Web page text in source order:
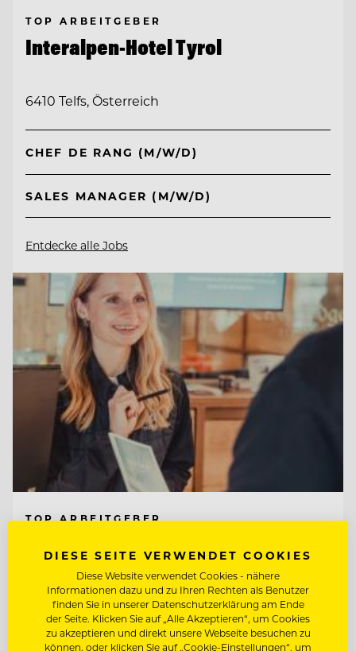
TOP ARBEITGEBER
Interalpen-Hotel Tyrol
6410 Telfs, Österreich
CHEF DE RANG (M/W/D)
SALES MANAGER (M/W/D)
Entdecke alle Jobs
TOP ARBEITGEBER
Tirol Lodge Ellmau
6352 Ellmau, Österreich
DIESE SEITE VERWENDET COOKIES
Diese Website verwendet Cookies - nähere
Informationen dazu und zu Ihren Rechten als Benutzer
finden Sie in unserer Datenschutzerklärung am Ende
der Seite. Klicken Sie auf „Alle Akzeptieren“, um Cookies
zu akzeptieren und direkt unsere Webseite besuchen zu
können, oder klicken Sie auf „Cookie-Einstellungen“, um